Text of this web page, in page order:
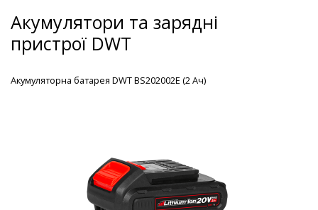
Акумулятори та зарядні
пристрої DWT
Акумуляторна батарея DWT BS202002E (2 Ач)